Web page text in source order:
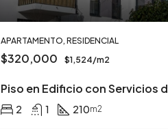
APARTAMENTO, RESIDENCIAL
$320,000 $1,524/m2
Piso en Edificio con Servicios
2 1 210m2